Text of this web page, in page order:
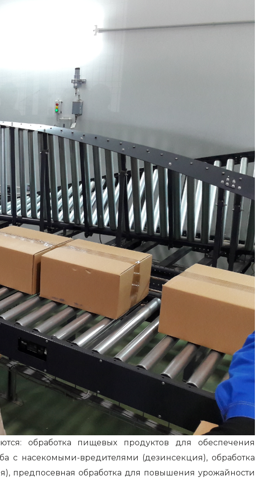
обработка пищевых продуктов для обеспечения
с насекомыми-вредителями (дезинсекция), обработка
предпосевная обработка для повышения урожайности